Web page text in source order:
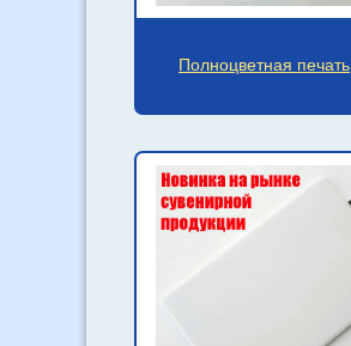
Полноцветная печать